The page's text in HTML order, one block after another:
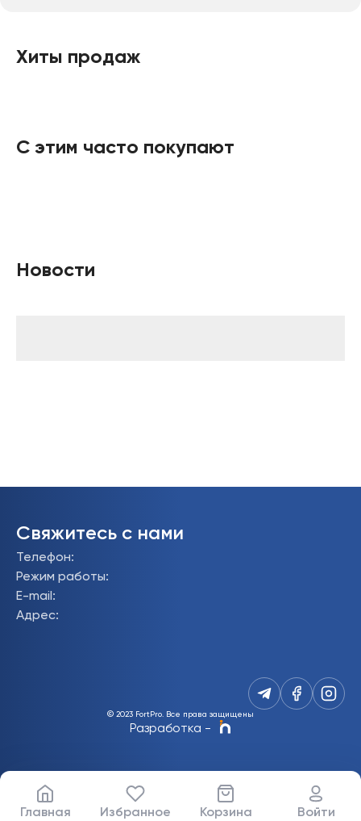
Хиты продаж
С этим часто покупают
Новости
Свяжитесь с нами
Телефон:
Режим работы:
E-mail :
Адрес:
© 2023 FortPro. Все права защищены
Разработка -
Главная Избранное Корзина Войти